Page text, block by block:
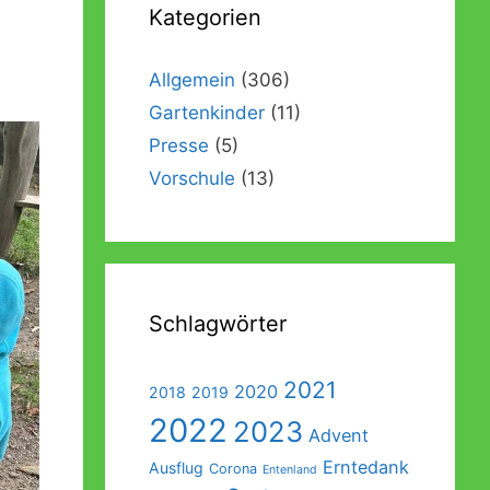
Beschwerde- und Anregungsmanagement
Garten für Kinder – Das Konzept
Einweihung der Räumlichkeiten
des Außengeländes
Abschlussausflug der Vorschulkinder
Abschlussgottesdienst der Vorschulkinder
Kategorien
Allgemein (306)
Gartenkinder (11)
Presse (5)
Vorschule (13)
Schlagwörter
2018 2019 2020 2021
2022 2023 Advent
Ausflug Corona Entenland Erntedank